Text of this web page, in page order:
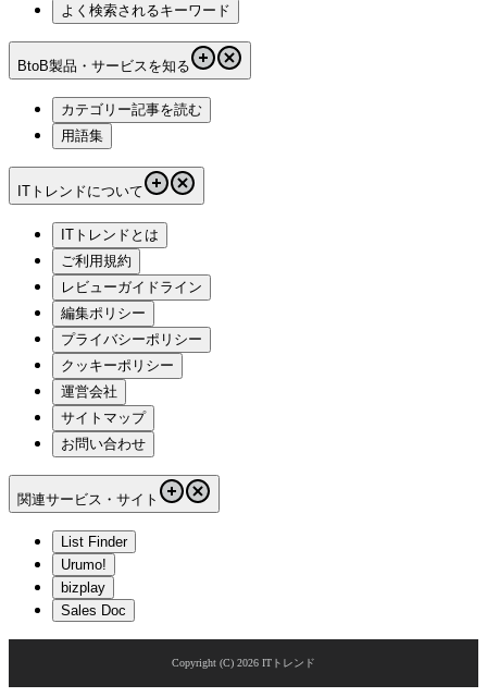
よく検索されるキーワード
BtoB製品・サービスを知る
カテゴリー記事を読む
用語集
ITトレンドについて
ITトレンドとは
ご利用規約
レビューガイドライン
編集ポリシー
プライバシーポリシー
クッキーポリシー
運営会社
サイトマップ
お問い合わせ
関連サービス・サイト
List Finder
Urumo!
bizplay
Sales Doc
Copyright (C) 2026 ITトレンド